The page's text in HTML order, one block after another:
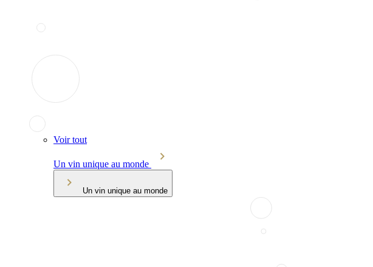
Voir tout
Un vin unique au monde
Un vin unique au monde